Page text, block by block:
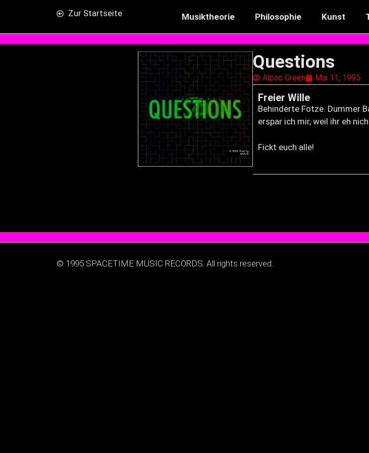
Zur Startseite Musiktheorie Philosophie Kunst
Questions
Alpac Green Mai 11, 1995
Freier Wille
Behinderte Fotze. Dummer
erspar ich mir, weil ihr eh
Fickt euch alle!
© 1995 SPACETIME MUSIC RECORDS. All rights reserved.